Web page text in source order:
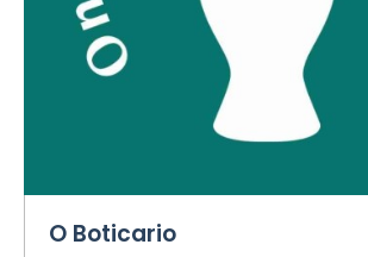
O Boticario